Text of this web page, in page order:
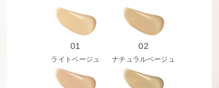
01
ライトベージュ
02
ナチュラルベージュ